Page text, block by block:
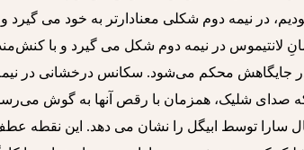
در نیمه دوم شکلی معنادارتر به خود می
لانتیموس در نیمه دوم شکل می گیرد و با
محکم می‌شود. سکانس درخشانی در نیمه
صدای شلیک، همزمان با رقص آنها به گوش
سارا توسط ابیگل را نشان می دهد. این نقطه